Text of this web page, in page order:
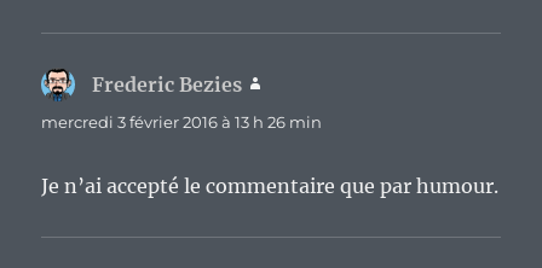
Frederic Bezies
mercredi 3 février 2016 à 13 h 26 min
Je n’ai accepté le commentaire que par humour.